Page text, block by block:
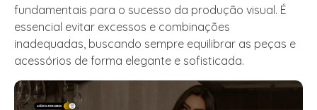
fundamentais para o sucesso da produção visual. É
essencial evitar excessos e combinações
inadequadas, buscando sempre equilibrar as peças e
acessórios de forma elegante e sofisticada.